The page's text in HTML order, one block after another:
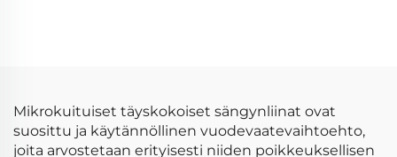
Mikrokuituiset täyskokoiset sängynliinat ovat
suosittu ja käytännöllinen vuodevaatevaihtoehto,
joita arvostetaan erityisesti niiden poikkeuksellisen